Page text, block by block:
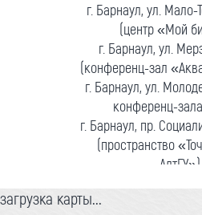
г. Барнаул, ул. Мало-
(центр «Мой
г. Барнаул, ул.
(конференц-зал
г. Барнаул, ул.
конференц-
г. Барнаул, пр.
(пространство
АлтГУ»)
загрузка карты...